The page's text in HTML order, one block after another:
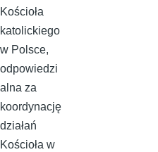
Kościoła
katolickiego
w Polsce,
odpowiedzi
alna za
koordynację
działań
Kościoła w